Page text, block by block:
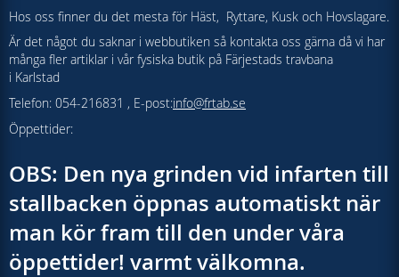
Hos oss finner du det mesta för Häst, Ryttare, Kusk och Hovslagare.
Är det något du saknar i webbutiken så kontakta oss gärna då vi har
många fler artiklar i vår fysiska butik på Färjestads travbana
i Karlstad
Telefon: 054-216831 , E-post:info@frtab.se
Öppettider:
OBS: Den nya grinden vid infarten till
stallbacken öppnas automatiskt när
man kör fram till den under våra
öppettider! varmt välkomna.